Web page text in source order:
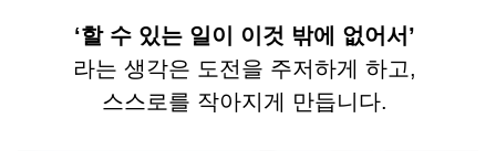
‘할 수 있는 일이 이것 밖에 없어서’
라는 생각은 도전을 주저하게 하고,
스스로를 작아지게 만듭니다.